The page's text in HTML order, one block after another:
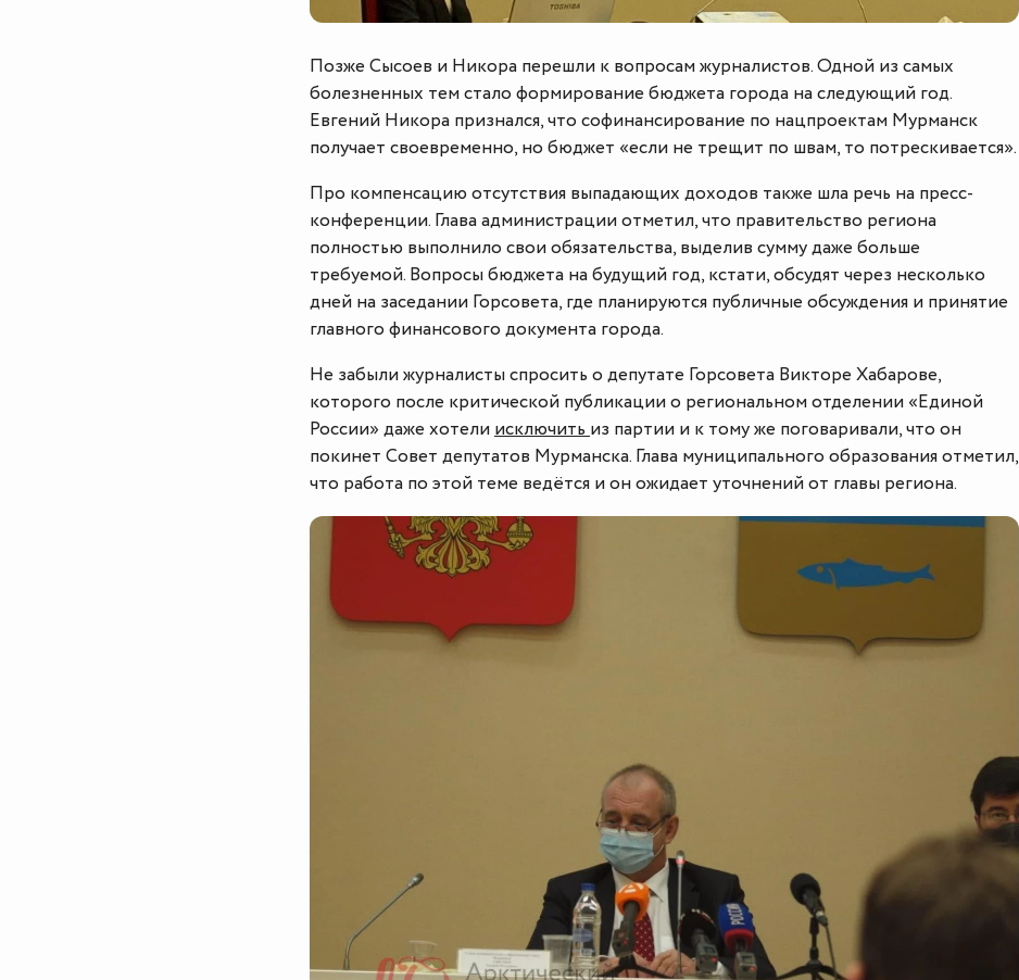
Позже Сысоев и Никора перешли к вопросам журналистов. Одной из самых
болезненных тем стало формирование бюджета города на следующий год.
Евгений Никора признался, что софинансирование по нацпроектам Мурманск
получает своевременно, но бюджет «если не трещит по швам, то потрескивается».
Про компенсацию отсутствия выпадающих доходов также шла речь на пресс-
конференции. Глава администрации отметил, что правительство региона
полностью выполнило свои обязательства, выделив сумму даже больше
требуемой. Вопросы бюджета на будущий год, кстати, обсудят через несколько
дней на заседании Горсовета, где планируются публичные обсуждения и принятие
главного финансового документа города.
Не забыли журналисты спросить о депутате Горсовета Викторе Хабарове,
которого после критической публикации о региональном отделении «Единой
России» даже хотелиисключитьиз партии и к тому же поговаривали, что он
покинет Совет депутатов Мурманска. Глава муниципального образования отметил,
что работа по этой теме ведётся и он ожидает уточнений от главы региона.